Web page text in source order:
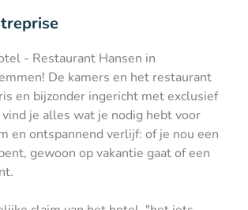
- Restaurant Hansen in
De kamers en het restaurant
en bijzonder ingericht met exclusief
je alles wat je nodig hebt voor
en ontspannend verlijf: of je nou een
gewoon op vakantie gaat of een